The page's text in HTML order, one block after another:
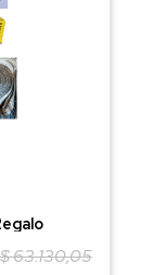
$ 63.130,05